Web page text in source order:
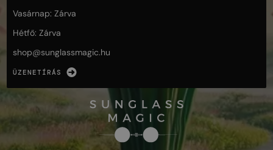
Vasárnap: Zárva
Hétfő: Zárva
shop@sunglassmagic.hu
ÜZENETÍRÁS